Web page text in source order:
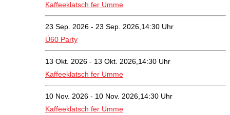
Kaffeeklatsch fer Umme
23 Sep. 2026 - 23 Sep. 2026,14:30 Uhr
Ü60 Party
13 Okt. 2026 - 13 Okt. 2026,14:30 Uhr
Kaffeeklatsch fer Umme
10 Nov. 2026 - 10 Nov. 2026,14:30 Uhr
Kaffeeklatsch fer Umme